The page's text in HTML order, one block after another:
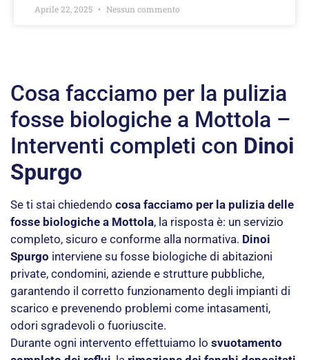
Aprile 22, 2025 Nessun commento
Cosa facciamo per la pulizia
fosse biologiche a Mottola –
Interventi completi con Dinoi
Spurgo
Se ti stai chiedendo cosa facciamo per la pulizia delle
fosse biologiche a Mottola, la risposta è: un servizio
completo, sicuro e conforme alla normativa. Dinoi
Spurgo interviene su fosse biologiche di abitazioni
private, condomini, aziende e strutture pubbliche,
garantendo il corretto funzionamento degli impianti di
scarico e prevenendo problemi come intasamenti,
odori sgradevoli o fuoriuscite.
Durante ogni intervento effettuiamo lo svuotamento